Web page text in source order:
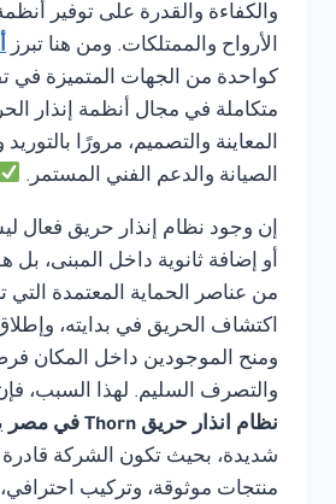
والكفاءة والقدرة على توفير
الأرواح والممتلكات. ومن هنا تبرز
كواحدة من الجهات المتميزة في
متكاملة في مجال أنظمة إنذار
المعاينة والتصميم، مرورًا
الصيانة والدعم الفني المستمر.
إن وجود نظام إنذار حريق فعال
أو إضافة ثانوية داخل المبنى،
من عناصر الحماية المعتمدة
اكتشاف الحريق في بدايته،
ومنح الموجودين داخل المكان
والتصرف السليم. لهذا السبب، فإن
نظام انذار حريق Thorn في مصر
شديدة، بحيث تكون الشركة
منتجات موثوقة، وتركيب